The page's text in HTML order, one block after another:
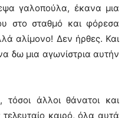
γαλοπούλα, έκανα μια
στο σταθμό και φόρεσα
αλίμονο! Δεν ήρθες. Και
δω μια αγωνίστρια αυτήν
άλλοι θάνατοι και
καιρό, όλα αυτά